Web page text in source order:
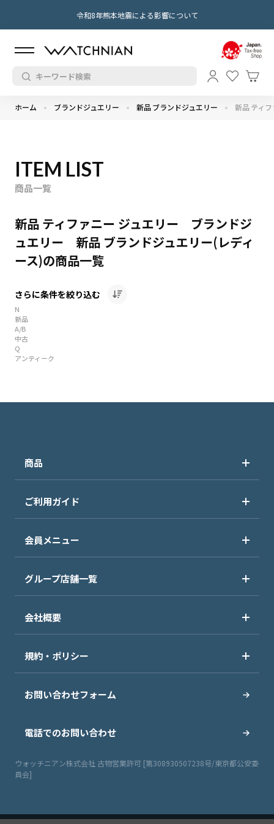
令和8年熊本地震による影響について
ホーム ブランドジュエリー 新品 ブランドジュエリー 新品 ティ
ITEM LIST
商品一覧
新品 ティファニー ジュエリー ブランドジ
ュエリー 新品 ブランドジュエリー(レディ
ース)の商品一覧
さらに条件を絞り込む
N
新品
A/B
中古
Q
アンティーク
商品
ご利用ガイド
会員メニュー
グループ店舗一覧
会社概要
規約・ポリシー
お問い合わせフォーム
電話でのお問い合わせ
ウォッチニアン株式会社 古物営業許可 [第308930507238号/東京都公安委
員会]